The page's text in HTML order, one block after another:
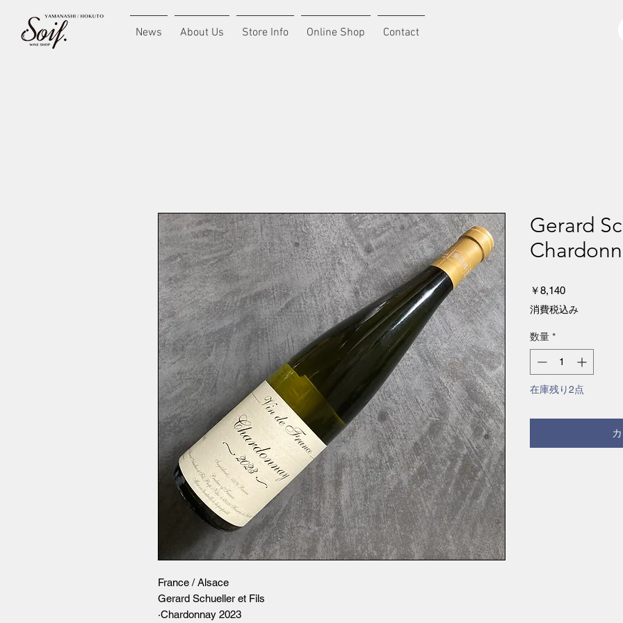
News About Us Store Info Online Shop Contact
France / Alsace
Gerard Schueller et Fils
·Chardonnay 2023
Gerard
￥8,140価
格
消費税込み
数量 *
在庫残り2点